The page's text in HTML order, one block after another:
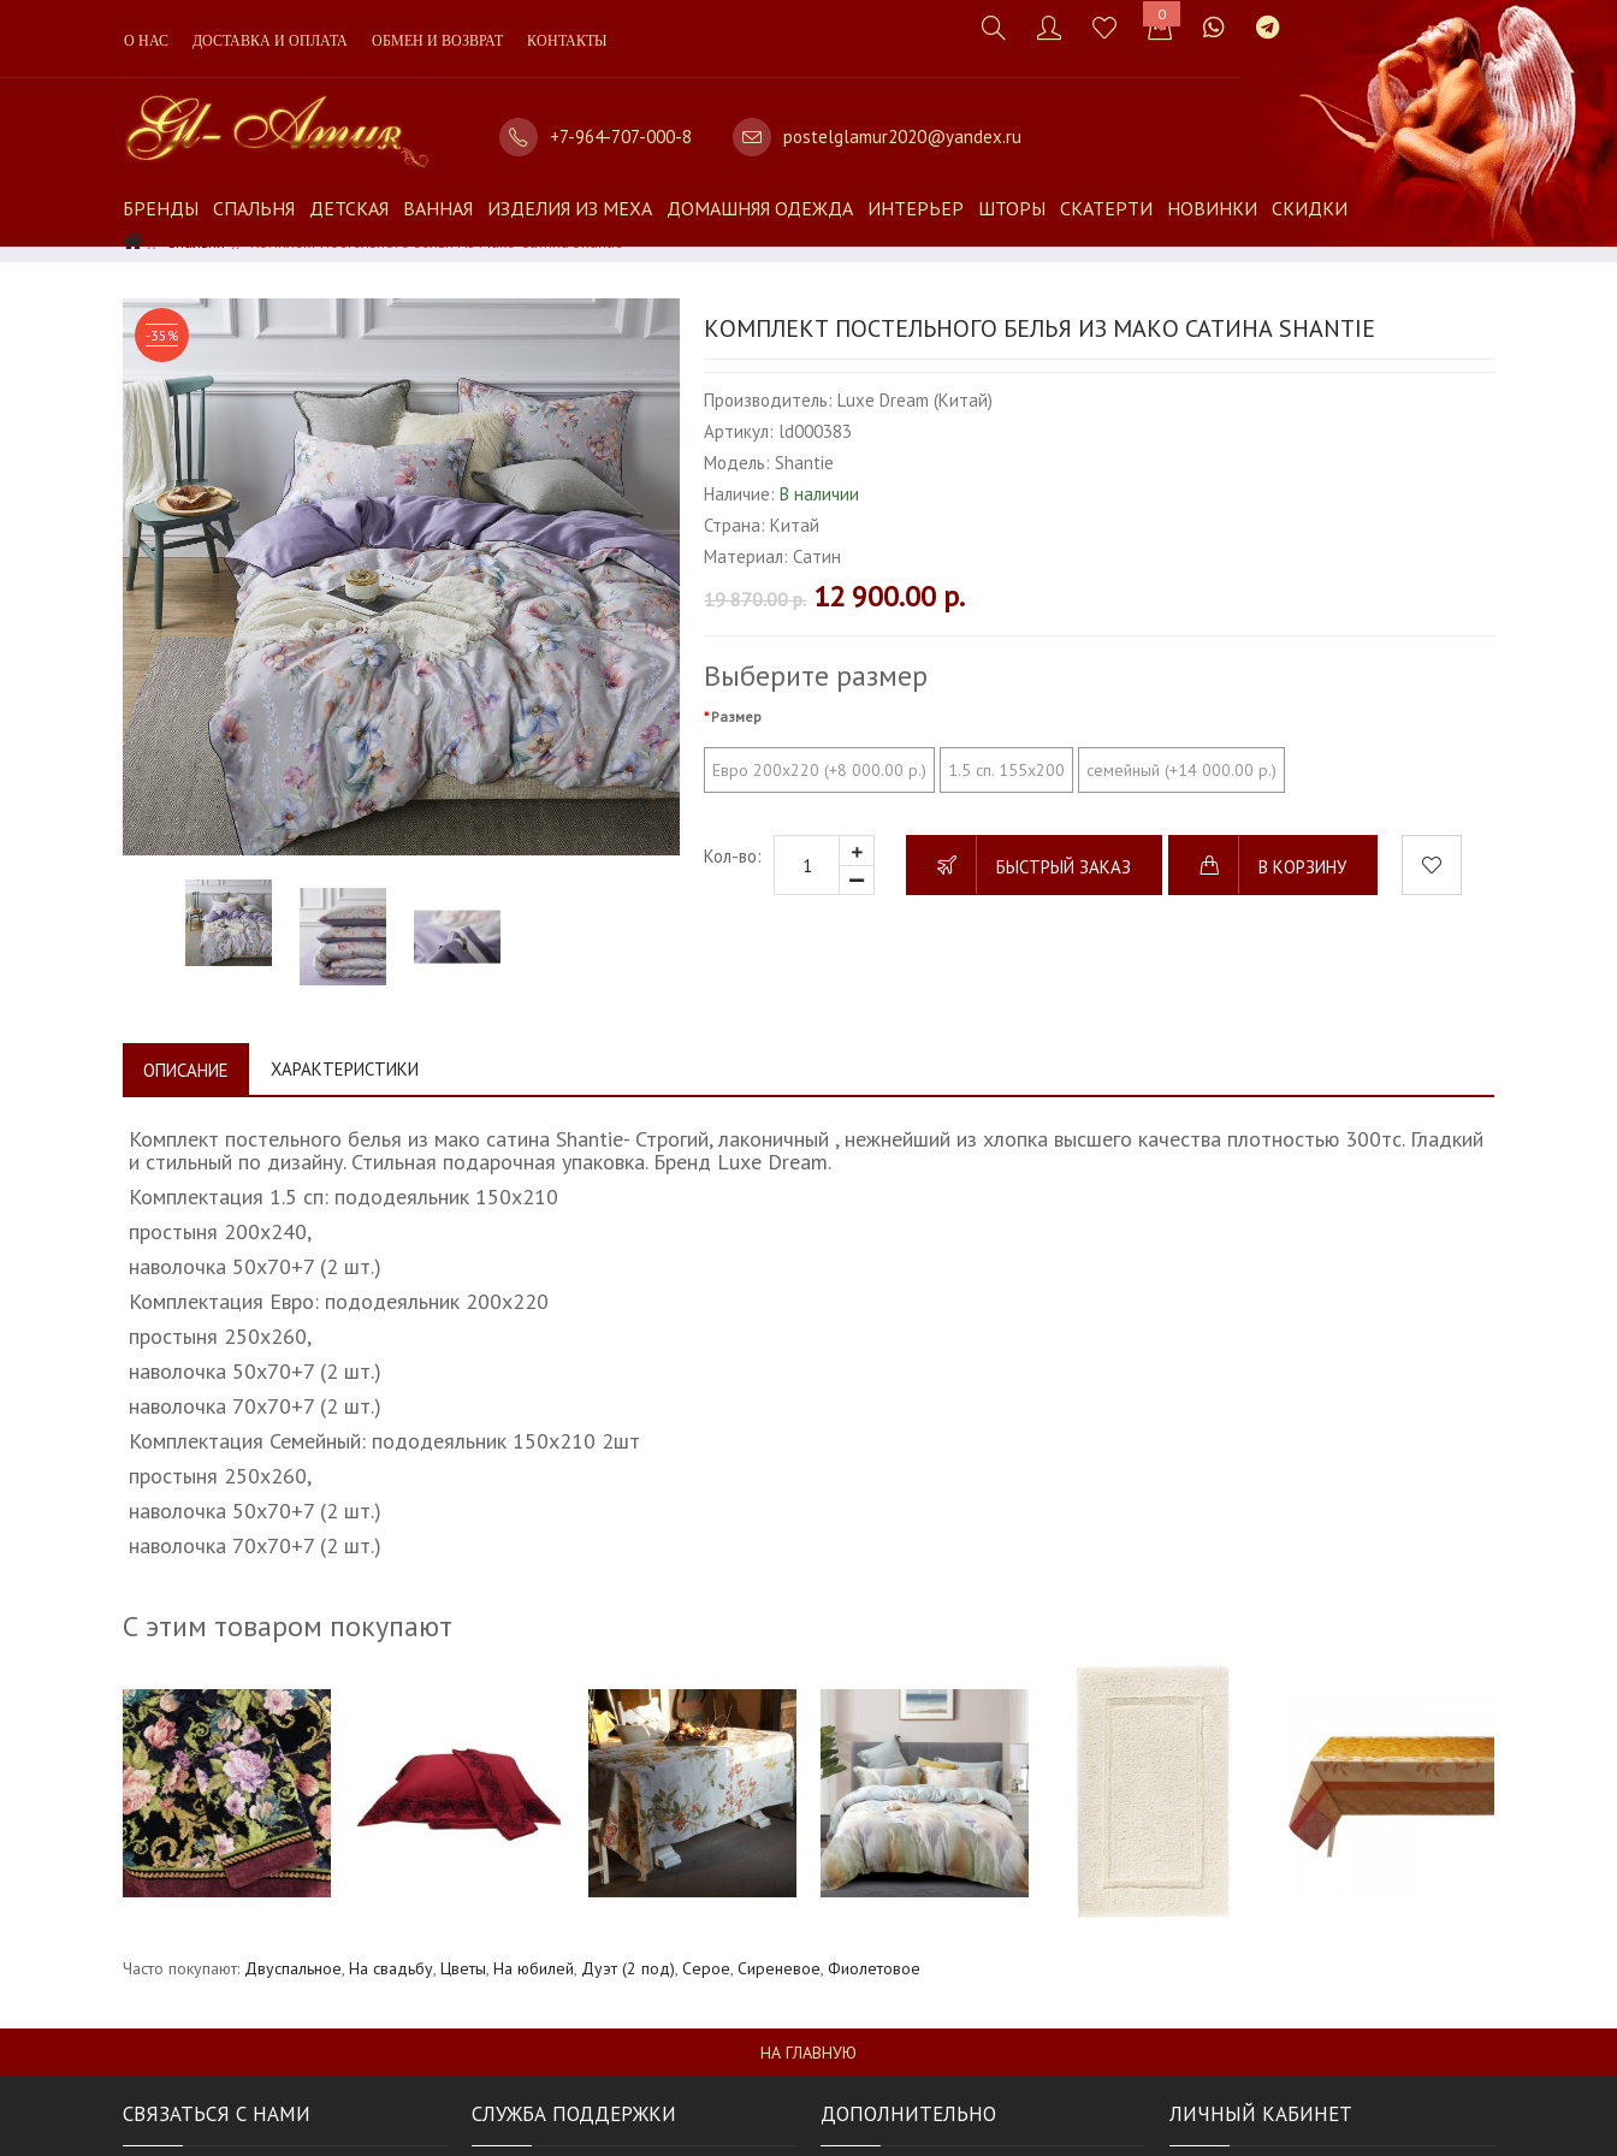
0
О НАС ДОСТАВКА И ОПЛАТА ОБМЕН И ВОЗВРАТ КОНТАКТЫ
+7-964-707-000-8 postelglamur2020@yandex.ru
БРЕНДЫ СПАЛЬНЯ ДЕТСКАЯ ВАННАЯ ИЗДЕЛИЯ ИЗ МЕХА ДОМАШНЯЯ ОДЕЖДА ИНТЕРЬЕР ШТОРЫ СКАТЕРТИ НОВИНКИ СКИДКИ
Спальня Комплект Постельного Белья Из Мако Сатина Shantie
-35% КОМПЛЕКТ ПОСТЕЛЬНОГО БЕЛЬЯ ИЗ МАКО САТИНА SHANTIE
Производитель: Luxe Dream (Китай)
Артикул: ld000383
Модель: Shantie
Наличие: В наличии
Страна: Китай
Материал: Сатин
19 870.00 р. 12 900.00 р.
Выберите размер
Размер
Евро 200х220 (+8 000.00 р.) 1.5 сп. 155х200 семейный (+14 000.00 р.)
Кол-во: БЫСТРЫЙ ЗАКАЗ В КОРЗИНУ
ОПИСАНИЕ ХАРАКТЕРИСТИКИ
Комплект постельного белья из мако сатина Shantie- Строгий, лаконичный , нежнейший из хлопка высшего качества плотностью 300тс. Гладкий
и стильный по дизайну. Стильная подарочная упаковка. Бренд Luxe Dream.
Комплектация 1.5 сп: пододеяльник 150х210
простыня 200х240,
наволочка 50х70+7 (2 шт.)
Комплектация Евро: пододеяльник 200х220
простыня 250х260,
наволочка 50х70+7 (2 шт.)
наволочка 70х70+7 (2 шт.)
Комплектация Семейный: пододеяльник 150х210 2шт
простыня 250х260,
наволочка 50х70+7 (2 шт.)
наволочка 70х70+7 (2 шт.)
С этим товаром покупают
Часто покупают: Двуспальное, На свадьбу, Цветы, На юбилей, Дуэт (2 под), Серое, Сиреневое, Фиолетовое
НА ГЛАВНУЮ
СВЯЗАТЬСЯ С НАМИ СЛУЖБА ПОДДЕРЖКИ ДОПОЛНИТЕЛЬНО ЛИЧНЫЙ КАБИНЕТ